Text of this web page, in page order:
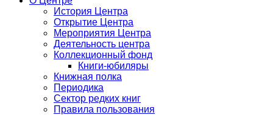
История Центра
Открытие Центра
Мероприятия Центра
Деятельность центра
Коллекционный фонд
Книги-юбиляры
Книжная полка
Периодика
Сектор редких книг
Правила пользования